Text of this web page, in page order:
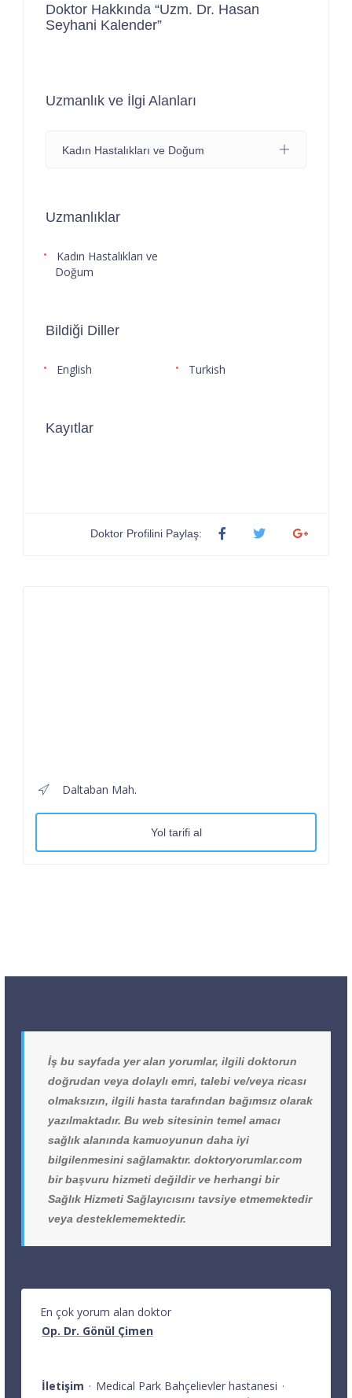
Doktor Hakkında “Uzm. Dr. Hasan
Seyhani Kalender”
Uzmanlık ve İlgi Alanları
Kadın Hastalıkları ve Doğum
Uzmanlıklar
Kadın Hastalıkları ve
Doğum
Bildiği Diller
English Turkish
Kayıtlar
Doktor Profilini Paylaş:
Daltaban Mah.
Yol tarifi al
İş bu sayfada yer alan yorumlar, ilgili doktorun
doğrudan veya dolaylı emri, talebi ve/veya ricası
olmaksızın, ilgili hasta tarafından bağımsız olarak
yazılmaktadır. Bu web sitesinin temel amacı
sağlık alanında kamuoyunun daha iyi
bilgilenmesini sağlamaktır. doktoryorumlar.com
bir başvuru hizmeti değildir ve herhangi bir
Sağlık Hizmeti Sağlayıcısını tavsiye etmemektedir
veya desteklememektedir.
En çok yorum alan doktor
Op. Dr. Gönül Çimen
İletişim · Medical Park Bahçelievler hastanesi ·